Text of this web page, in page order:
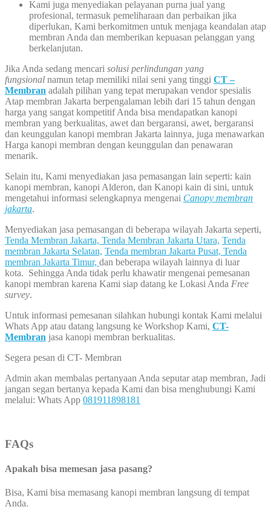
Kami juga menyediakan pelayanan purna jual yang
profesional, termasuk pemeliharaan dan perbaikan jika
diperlukan, Kami berkomitmen untuk menjaga keandalan atap
membran Anda dan memberikan kepuasan pelanggan yang
berkelanjutan.
Jika Anda sedang mencari solusi perlindungan yang
fungsional namun tetap memiliki nilai seni yang tinggi CT –
Membran adalah pilihan yang tepat merupakan vendor spesialis
Atap membran Jakarta berpengalaman lebih dari 15 tahun dengan
harga yang sangat kompetitif Anda bisa mendapatkan kanopi
membran yang berkualitas, awet dan bergaransi, awet, bergaransi
dan keunggulan kanopi membran Jakarta lainnya, juga menawarkan
Harga kanopi membran dengan keunggulan dan penawaran
menarik.
Selain itu, Kami menyediakan jasa pemasangan lain seperti: kain
kanopi membran, kanopi Alderon, dan Kanopi kain di sini, untuk
mengetahui informasi selengkapnya mengenai Canopy membran
jakarta.
Menyediakan jasa pemasangan di beberapa wilayah Jakarta seperti,
Tenda Membran Jakarta, Tenda Membran Jakarta Utara, Tenda
membran Jakarta Selatan, Tenda membran Jakarta Pusat, Tenda
membran Jakarta Timur, dan beberapa wilayah lainnya di luar
kota. Sehingga Anda tidak perlu khawatir mengenai pemesanan
kanopi membran karena Kami siap datang ke Lokasi Anda Free
survey.
Untuk informasi pemesanan silahkan hubungi kontak Kami melalui
Whats App atau datang langsung ke Workshop Kami, CT-
Membran jasa kanopi membran berkualitas.
Segera pesan di CT- Membran
Admin akan membalas pertanyaan Anda seputar atap membran, Jadi
jangan segan bertanya kepada Kami dan bisa menghubungi Kami
melalui: Whats App 081911898181
FAQs
Apakah bisa memesan jasa pasang?
Bisa, Kami bisa memasang kanopi membran langsung di tempat
Anda.